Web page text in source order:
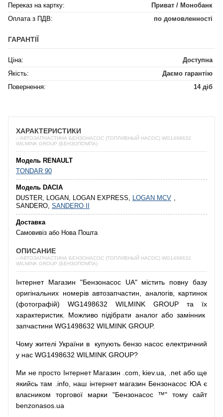
Переказ на картку:
Приват / Монобанк
Оплата з ПДВ:
по домовленності
ГАРАНТІЇ
Ціна:
Доступна
Якість:
Даємо гарантію
Повернення:
14 діб
ХАРАКТЕРИСТИКИ
✅АВТОЗАПЧАСТИНА БЕНЗОНАСОС (ТОПЛИВНЫЙ НАСОС) WG1498632
WILMINK GROUP (БЕНЗОПОМПА)
Модель RENAULT
TONDAR 90
Модель DACIA
DUSTER, LOGAN, LOGAN EXPRESS, LOGAN MCV ,
SANDERO, SANDERO II
Доставка
Самовивіз або Нова Пошта
ОПИСАНИЕ
✅АВТОЗАПЧАСТИНА БЕНЗОНАСОС (ТОПЛИВНЫЙ НАСОС) WG1498632
WILMINK GROUP (БЕНЗОПОМПА)
Інтернет Магазин "Бензонасос UA" містить повну базу
оригінальних номерів автозапчастин аналогів,
картинок
(фотографій) WG1498632 WILMINK GROUP та їх
характеристик. Можливо підібрати аналог або замінник
запчастини WG1498632 WILMINK GROUP.
Чому жителі України в купують бензо насос електричний
у нас WG1498632 WILMINK GROUP?
Ми не просто Інтернет Магазин .com kiev.ua .net або ще
якийсь там .info, наш інтернет магазин Бензонасос ЮА є
власником
торгової марки "Бензонасос ™" тому
сайт
benzonasos.ua